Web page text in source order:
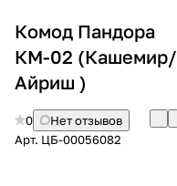
Комод Пандора
КМ-02 (Кашемир/
Айриш )
0
Нет отзывов
Арт. ЦБ-00056082